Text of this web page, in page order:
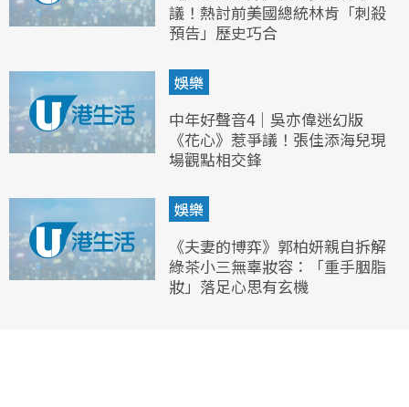
議！熱討前美國總統林肯「刺殺
預告」歷史巧合
娛樂
中年好聲音4｜吳亦偉迷幻版
《花心》惹爭議！張佳添海兒現
場觀點相交鋒
娛樂
《夫妻的博弈》郭柏妍親自拆解
綠茶小三無辜妝容：「重手胭脂
妝」落足心思有玄機